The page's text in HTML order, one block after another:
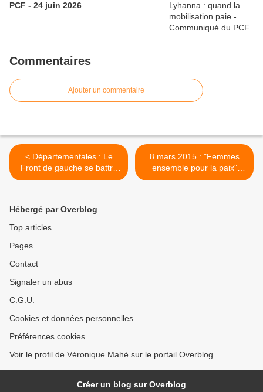
PCF - 24 juin 2026
Commentaires
Ajouter un commentaire
< Départementales : Le
Front de gauche se battra
pour un Département plus
8 mars 2015 : "Femmes
ensemble pour la paix"
initiative du comité Femmes
Hébergé par Overblog
Top articles
Pages
Contact
Signaler un abus
C.G.U.
Cookies et données personnelles
Préférences cookies
Voir le profil de Véronique Mahé sur le portail Overblog
Créer un blog sur Overblog